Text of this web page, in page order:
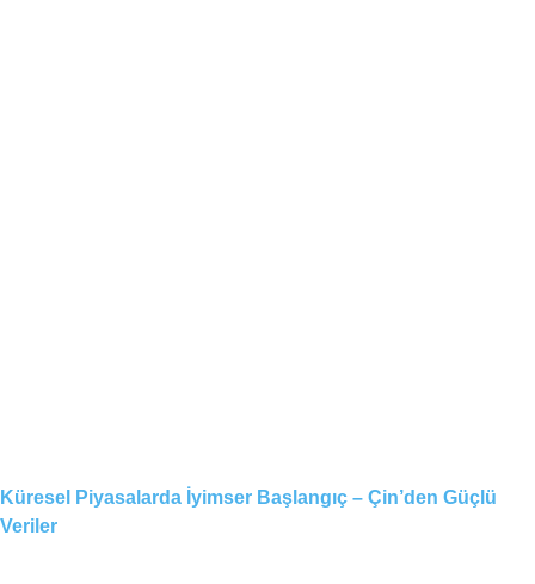
Küresel Piyasalarda İyimser Başlangıç – Çin’den Güçlü
Veriler